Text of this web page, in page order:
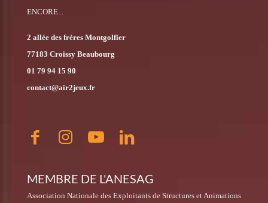
ENCORE...
2 allée des frères Montgolfier
77183 Croissy Beaubourg
01 79 94 15 90
contact@air2jeux.fr
MEMBRE DE L'ANESAG
Association Nationale des Exploitants de Structures et Animations